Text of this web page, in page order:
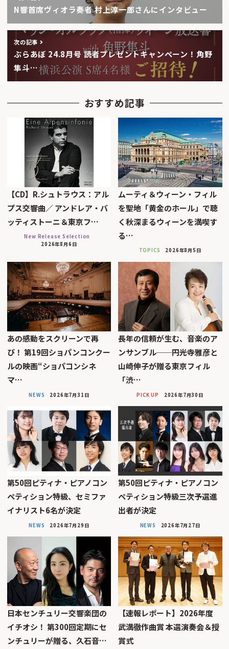
N響首席ヴィオラ奏者 村上淳一郎さんにインタビュー
次の記事
ぶらあぼ 24.8月号 読者プレゼントキャンペーン！角野
隼斗…
おすすめ記事
【CD】R.シュトラウス：アル
プス交響曲／ アンドレア・バ
ッティストーニ＆東京フ…
New Release Selection
2026年8月6日
ムーティ＆ウィーン・フィル
を聖地「黄金のホール」で聴
く秋深まるウィーンを満喫す
る…
TOPICS 2026年8月5日
あの感動をスクリーンで再
び！ 第19回ショパンコンクー
ルの映画“ショパコンシネ
マ…
NEWS 2026年7月31日
長年の信頼が生む、音楽のア
ンサンブル──円光寺雅彦と
山崎伸子が贈る東京フィル
「渋…
PICK UP 2026年7月30日
第50回ピティナ・ピアノコン
ペティション特級、セミファ
イナリスト6名が決定
NEWS 2026年7月29日
第50回ピティナ・ピアノコン
ペティション特級三次予選進
出者が決定
NEWS 2026年7月27日
日本センチュリー交響楽団の
イチオシ！ 第300回定期にセ
ンチュリーが贈る、久石音…
【速報レポート】2026年度
武満徹作曲賞 本選演奏会＆授
賞式